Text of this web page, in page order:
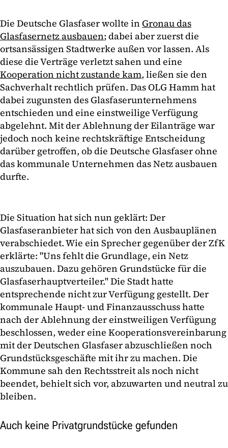
Die Deutsche Glasfaser wollte in Gronau das
Glasfasernetz ausbauen; dabei aber zuerst die
ortsansässigen Stadtwerke außen vor lassen. Als
diese die Verträge verletzt sahen und eine
Kooperation nicht zustande kam, ließen sie den
Sachverhalt rechtlich prüfen. Das OLG Hamm hat
dabei zugunsten des Glasfaserunternehmens
entschieden und eine einstweilige Verfügung
abgelehnt. Mit der Ablehnung der Eilanträge war
jedoch noch keine rechtskräftige Entscheidung
darüber getroffen, ob die Deutsche Glasfaser ohne
das kommunale Unternehmen das Netz ausbauen
durfte.
Die Situation hat sich nun geklärt: Der
Glasfaseranbieter hat sich von den Ausbauplänen
verabschiedet. Wie ein Sprecher gegenüber der ZfK
erklärte: "Uns fehlt die Grundlage, ein Netz
auszubauen. Dazu gehören Grundstücke für die
Glasfaserhauptverteiler." Die Stadt hatte
entsprechende nicht zur Verfügung gestellt. Der
kommunale Haupt- und Finanzausschuss hatte
nach der Ablehnung der einstweiligen Verfügung
beschlossen, weder eine Kooperationsvereinbarung
mit der Deutschen Glasfaser abzuschließen noch
Grundstücksgeschäfte mit ihr zu machen. Die
Kommune sah den Rechtsstreit als noch nicht
beendet, behielt sich vor, abzuwarten und neutral zu
bleiben.
Auch keine Privatgrundstücke gefunden